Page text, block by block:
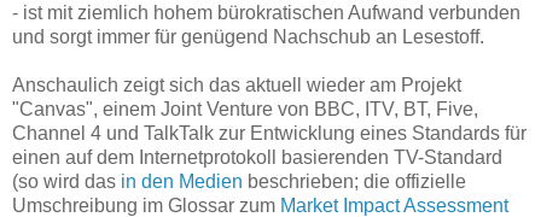
- ist mit ziemlich hohem bürokratischen Aufwand verbunden
und sorgt immer für genügend Nachschub an Lesestoff.
Anschaulich zeigt sich das aktuell wieder am Projekt
"Canvas", einem Joint Venture von BBC, ITV, BT, Five,
Channel 4 und TalkTalk zur Entwicklung eines Standards für
einen auf dem Internetprotokoll basierenden TV-Standard
(so wird das in den Medien beschrieben; die offizielle
Umschreibung im Glossar zum Market Impact Assessment